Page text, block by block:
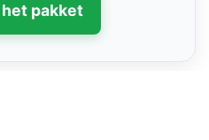
het pakket